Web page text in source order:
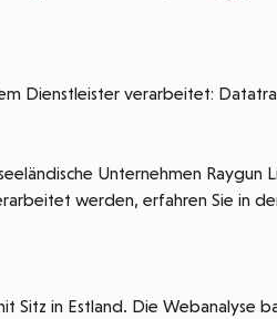
Dienstleister verarbeitet:
Unternehmen Raygun
werden, erfahren Sie in
in Estland. Die Webanalyse